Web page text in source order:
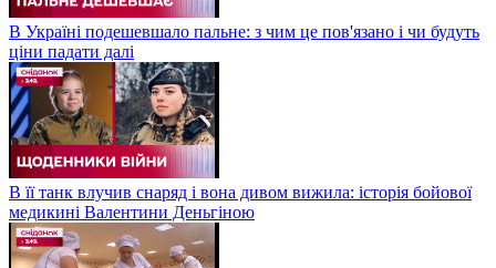
В Україні подешевшало пальне: з чим це пов'язано і чи будуть
ціни падати далі
В її танк влучив снаряд і вона дивом вижила: історія бойової
медикині Валентини Деньгіною